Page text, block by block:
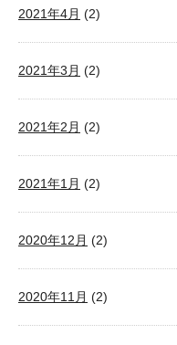
2021年4月 (2)
2021年3月 (2)
2021年2月 (2)
2021年1月 (2)
2020年12月 (2)
2020年11月 (2)